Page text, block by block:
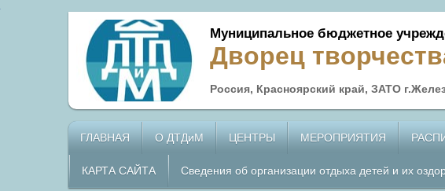
Муниципальное бюджетное
Дворец
Россия, Красноярский край, ЗАТО
ГЛАВНАЯ О ДТДиМ ЦЕНТРЫ МЕРОПРИЯТИЯ
КАРТА САЙТА Сведения об организации отдыха детей и их